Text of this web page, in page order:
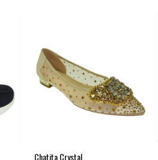
Chatita Crystal